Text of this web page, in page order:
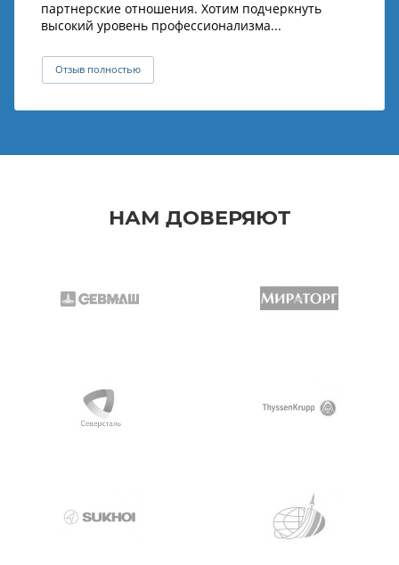
партнерские отношения. Хотим подчеркнуть
высокий уровень профессионализма...
Отзыв полностью
НАМ ДОВЕРЯЮТ